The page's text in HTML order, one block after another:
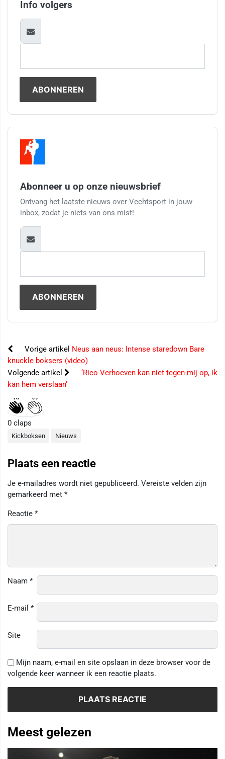
Info volgers
Abonneer u op onze nieuwsbrief
Ontvang het laatste nieuws over Vechtsport in jouw
inbox, zodat je niets van ons mist!
Vorige artikel Neus aan neus: Intense staredown Bare
knuckle boksers (video)
Volgende artikel
‘Rico Verhoeven kan niet tegen mij op, ik
kan hem verslaan’
0 claps
Kickboksen Nieuws
Plaats een reactie
Je e-mailadres wordt niet gepubliceerd. Vereiste velden zijn
gemarkeerd met *
Reactie *
Naam *
E-mail *
Site
Mijn naam, e-mail en site opslaan in deze browser voor de
volgende keer wanneer ik een reactie plaats.
Meest gelezen